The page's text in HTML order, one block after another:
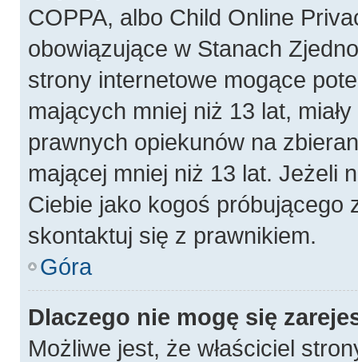
COPPA, albo Child Online
obowiązujące w Stanach
strony internetowe mogące
mających mniej niż 13 lat,
prawnych opiekunów na
mającej mniej niż 13 lat. Jeżeli
Ciebie jako kogoś próbującego
skontaktuj się z prawnikiem.
Góra
Dlaczego nie mogę się
Możliwe jest, że właściciel